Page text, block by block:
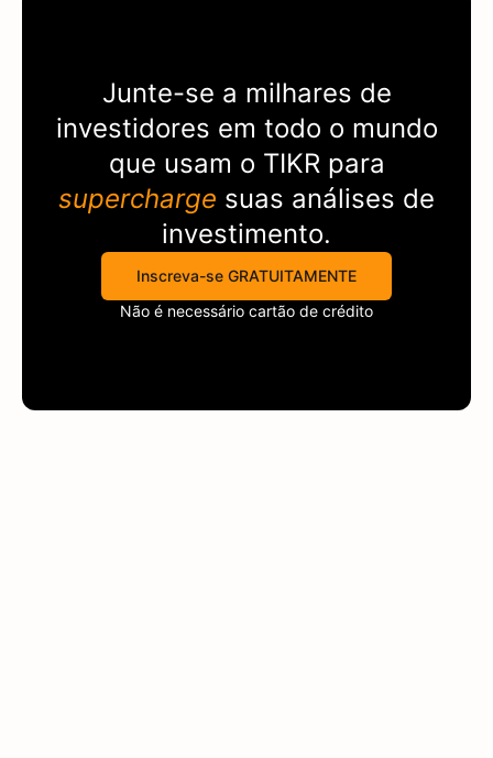
Junte-se a milhares de
investidores em todo o mundo
que usam o TIKRpara
supercharge suas análises de
investimento.
Inscreva-se GRATUITAMENTE
Não é necessário cartão de crédito